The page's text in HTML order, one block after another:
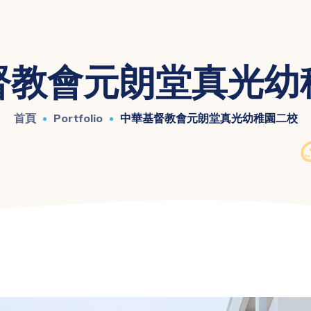
會元朗堂真光
首頁 Portfolio 中華基督教會元朗堂真光幼稚園二校